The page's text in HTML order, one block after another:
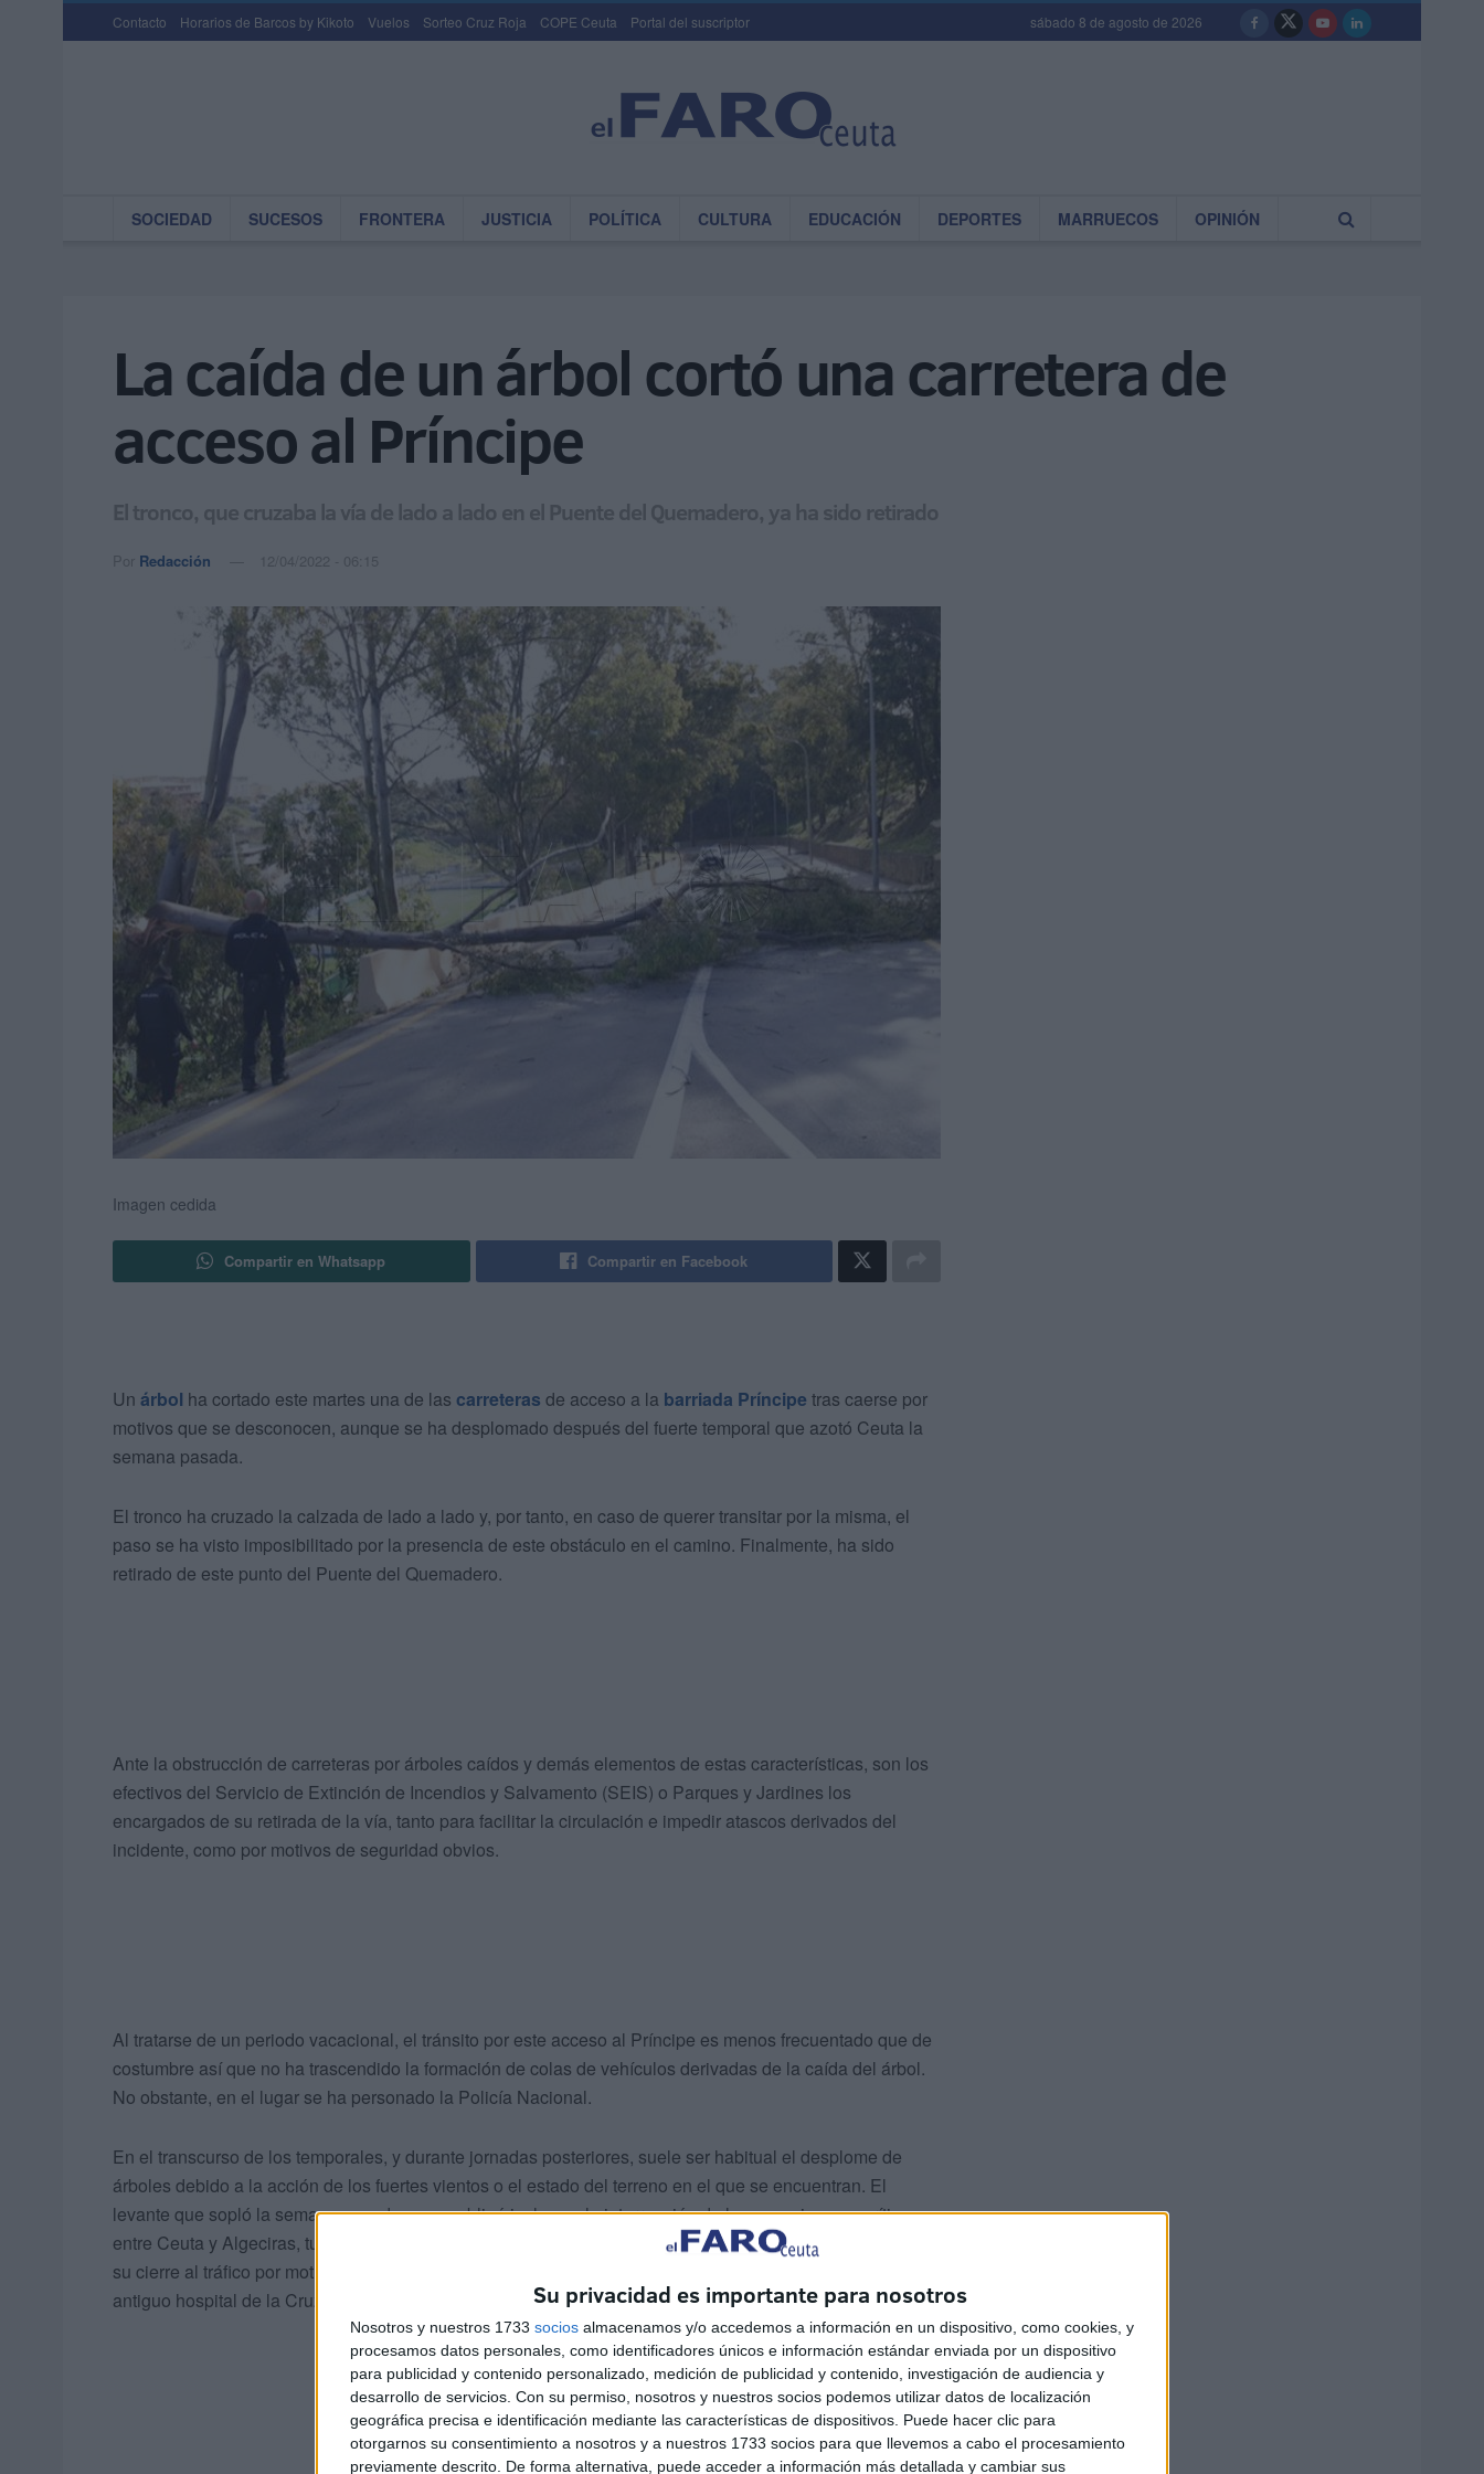
Su privacidad es importante para nosotros
Nosotros y nuestros 1733 socios almacenamos y/o accedemos a información en un dispositivo, como cookies, y
procesamos datos personales, como identificadores únicos e información estándar enviada por un dispositivo
para publicidad y contenido personalizado, medición de publicidad y contenido, investigación de audiencia y
desarrollo de servicios. Con su permiso, nosotros y nuestros socios podemos utilizar datos de localización
geográfica precisa e identificación mediante las características de dispositivos. Puede hacer clic para
otorgarnos su consentimiento a nosotros y a nuestros 1733 socios para que llevemos a cabo el procesamiento
previamente descrito. De forma alternativa, puede acceder a información más detallada y cambiar sus
Contacto Horarios de Barcos by Kikoto Vuelos Sorteo Cruz Roja COPE Ceuta Portal del suscriptor sábado 8 de agosto de 2026
SOCIEDAD SUCESOS FRONTERA JUSTICIA POLÍTICA CULTURA EDUCACIÓN DEPORTES MARRUECOS OPINIÓN
La caída de un árbol cortó una carretera de
acceso al Príncipe
El tronco, que cruzaba la vía de lado a lado en el Puente del Quemadero, ya ha sido retirado
Por Redacción 12/04/2022 - 06:15
Imagen cedida
Compartir en Whatsapp Compartir en Facebook
Un árbol ha cortado este martes una de las carreteras de acceso a la barriada Príncipe tras caerse por
motivos que se desconocen, aunque se ha desplomado después del fuerte temporal que azotó Ceuta la
semana pasada.
El tronco ha cruzado la calzada de lado a lado y, por tanto, en caso de querer transitar por la misma, el
paso se ha visto imposibilitado por la presencia de este obstáculo en el camino. Finalmente, ha sido
retirado de este punto del Puente del Quemadero.
Ante la obstrucción de carreteras por árboles caídos y demás elementos de estas características, son los
efectivos del Servicio de Extinción de Incendios y Salvamento (SEIS) o Parques y Jardines los
encargados de su retirada de la vía, tanto para facilitar la circulación e impedir atascos derivados del
incidente, como por motivos de seguridad obvios.
Al tratarse de un periodo vacacional, el tránsito por este acceso al Príncipe es menos frecuentado que de
costumbre así que no ha trascendido la formación de colas de vehículos derivadas de la caída del árbol.
No obstante, en el lugar se ha personado la Policía Nacional.
En el transcurso de los temporales, y durante jornadas posteriores, suele ser habitual el desplome de
árboles debido a la acción de los fuertes vientos o el estado del terreno en el que se encuentran. El
levante que sopló la semana pasada, y que obligó incluso a la interrupción de las conexiones marítimas
entre Ceuta y Algeciras, tumbó ejemplares.
Tal fue el caso del el Paseo de las Palmeras(que obligó a
su cierre al tráfico por motivos de seguridad) y de otro camino de San Amaro, en los alrededores del
antiguo hospital de la Cruz Roja.